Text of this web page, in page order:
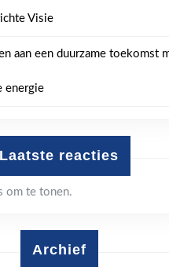
Visie
aan een duurzame toekomst
energie
Laatste reacties
om te tonen.
Archief